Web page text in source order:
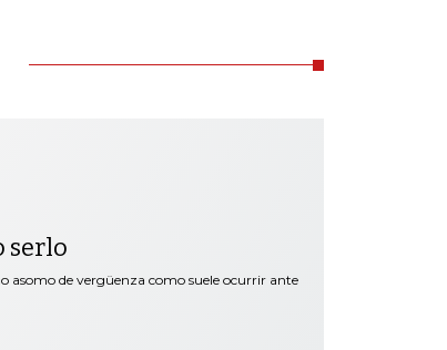
serlo
asomo de vergüenza como suele ocurrir ante